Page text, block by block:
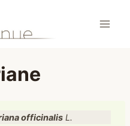
officinalis L.